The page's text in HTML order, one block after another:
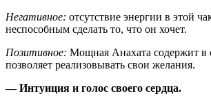
Негативное: отсутствие энергии в этой
неспособным сделать то, что он хочет.
Позитивное: Мощная Анахата содержит в
позволяет реализовывать свои желания.
— Интуиция и голос своего сердца.